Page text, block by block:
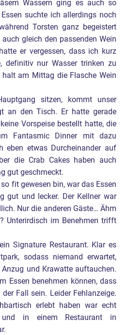
Wassern ging es auch so
suchte ich allerdings noch
Torsten ganz begeistert
gleich den passenden Wein
er vergessen, dass ich kurz
definitiv nur Wasser trinken zu
am Mittag die Flasche Wein
sitzen, kommt unser
an den Tisch. Er hatte gerade
Vorspeise bestellt hatte, die
Fantasmic Dinner mit dazu
eben etwas Durcheinander auf
die Crab Cakes haben auch
gut geschmeckt.
fit gewesen bin, war das Essen
gut und lecker. Der Kellner war
Nur die anderen Gäste… Ähm
Unterirdisch im Benehmen trifft
Signature Restaurant. Klar es
sodass niemand erwartet,
und Krawatte auftauchen.
Essen benehmen können, dass
Fall sein. Leider Fehlanzeige.
erlebt haben war echt
und in einem Restaurant in